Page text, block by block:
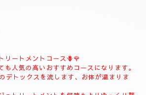
ージュトリートメント、リフレクソロジー
ント、フィシャルマッサージ＆パックよむ
疲労回復トリートメントコース
リートメントコース♥️🌹